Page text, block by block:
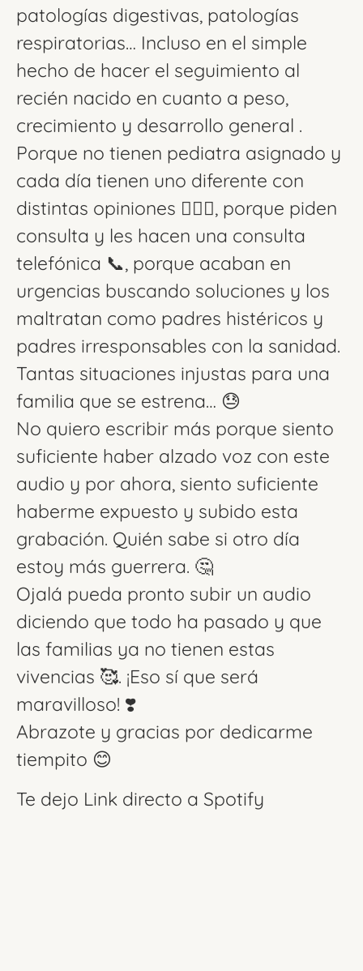
patologías digestivas, patologías
respiratorias… Incluso en el simple
hecho de hacer el seguimiento al
recién nacido en cuanto a peso,
crecimiento y desarrollo general .
Porque no tienen pediatra asignado y
cada día tienen uno diferente con
distintas opiniones 😵‍💫🥴, porque piden
consulta y les hacen una consulta
telefónica 📞, porque acaban en
urgencias buscando soluciones y los
maltratan como padres histéricos y
padres irresponsables con la sanidad.
Tantas situaciones injustas para una
familia que se estrena… 😓
No quiero escribir más porque siento
suficiente haber alzado voz con este
audio y por ahora, siento suficiente
haberme expuesto y subido esta
grabación. Quién sabe si otro día
estoy más guerrera. 🤔
Ojalá pueda pronto subir un audio
diciendo que todo ha pasado y que
las familias ya no tienen estas
vivencias 🥰. ¡Eso sí que será
maravilloso! ❣️
Abrazote y gracias por dedicarme
tiempito 😊
Te dejo Link directo a Spotify